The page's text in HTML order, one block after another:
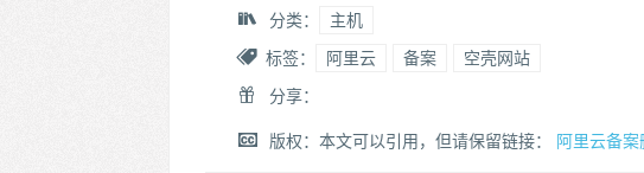
分类：
主机
标签：
阿里云 备案
空壳网站
分享：
版权：本文可以引用，但请保留链接： 阿里云备